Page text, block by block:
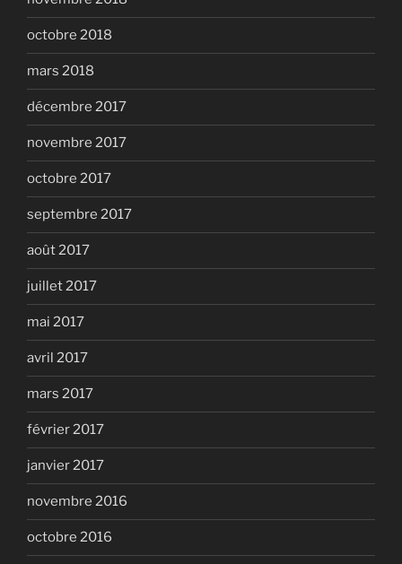
octobre 2018
mars 2018
décembre 2017
novembre 2017
octobre 2017
septembre 2017
août 2017
juillet 2017
mai 2017
avril 2017
mars 2017
février 2017
janvier 2017
novembre 2016
octobre 2016